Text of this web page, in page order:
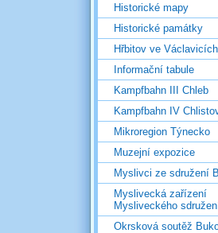
Historické mapy
Historické památky
Hřbitov ve Václavicích
Informační tabule
Kampfbahn III Chleb
Kampfbahn IV
Mikroregion Týnecko
Muzejní expozice
Myslivci ze sdružení
Myslivecká zařízení
Mysliveckého
Okrsková soutěž